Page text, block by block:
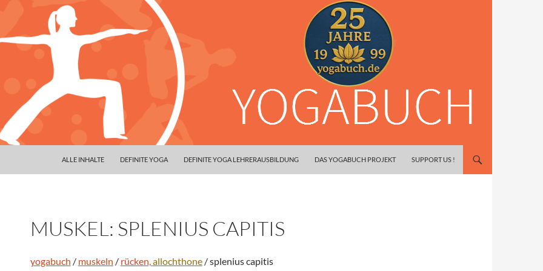
ALLE INHALTE DEFINITE YOGA DEFINITE YOGA LEHRERAUSBILDUNG DAS YOGABUCH PROJEKT SUPPORT US !
MUSKEL: SPLENIUS CAPITIS
yogabuch / muskeln / rücken,allochthone/ splenius capitis